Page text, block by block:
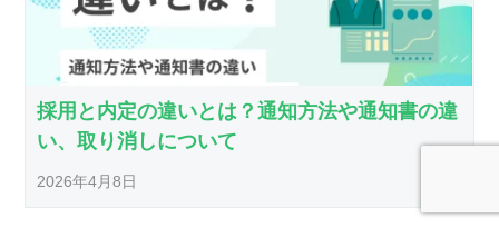
採用と内定の違いとは？通知方法や通知書の違
い、取り消しについて
2026年4月8日